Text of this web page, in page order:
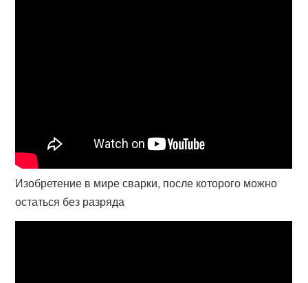
Изобретение в мире сварки, после которого можно
остаться без разряда